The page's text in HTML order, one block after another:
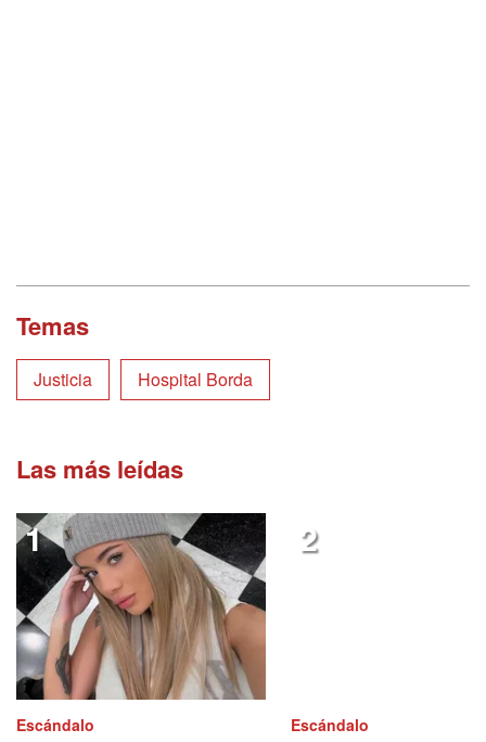
Temas
Justicia Hospital Borda
Las más leídas
Escándalo Escándalo